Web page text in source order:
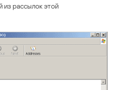
из рассылок этой